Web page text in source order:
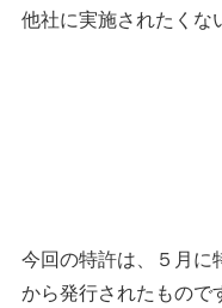
他社に実施されたくな
今回の特許は、５月に
から発行されたもので